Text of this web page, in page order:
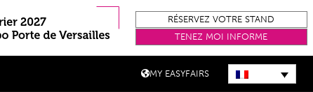
RÉSERVEZ VOTRE STAND
TENEZ MOI INFORME
MY EASYFAIRS